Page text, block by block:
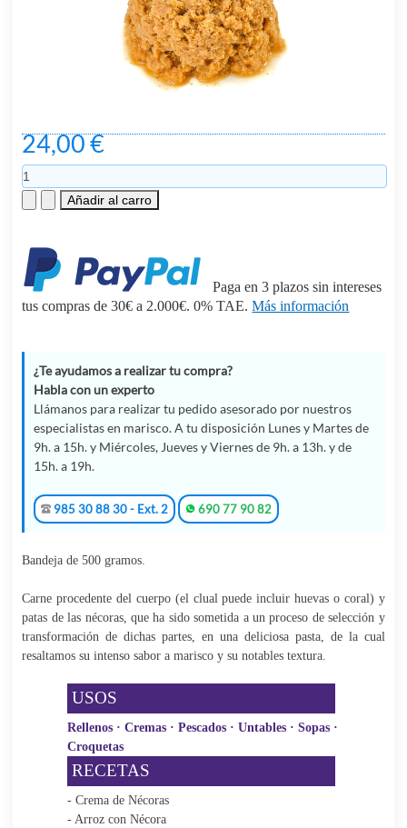
24,00 €
Paga en 3 plazos sin intereses
tus compras de 30€ a 2.000€. 0% TAE.Más información
¿Te ayudamos a realizar tu compra?
Habla con un experto
Llámanos para realizar tu pedido asesorado por nuestros
especialistas en marisco. A tu disposición Lunes y Martes de
9h. a 15h. y Miércoles, Jueves y Viernes de 9h. a 13h. y de
15h. a 19h.
985 30 88 30 - Ext. 2 690 77 90 82
Bandeja de 500 gramos.
Carne procedente del cuerpo (el clual puede incluir huevas o coral) y
patas de las nécoras, que ha sido sometida a un proceso de selección y
transformación de dichas partes, en una deliciosa pasta, de la cual
resaltamos su intenso sabor a marisco y su notables textura.
USOS
Rellenos · Cremas · Pescados · Untables · Sopas ·
Croquetas
RECETAS
- Crema de Nécoras
- Arroz con Nécora